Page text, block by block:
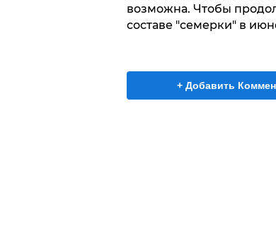
возможна. Чтобы
составе "семерки" в
+ Добавить